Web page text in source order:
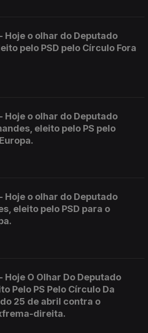
Hoje o olhar do Deputado
pelo PSD pelo Círculo Fora
Hoje o olhar do Deputado
eleito pelo PS pelo
Hoje o olhar do Deputado
eleito pelo PSD para o
Hoje O Olhar Do Deputado
Pelo PS Pelo Círculo Da
25 de abril contra o
direita.